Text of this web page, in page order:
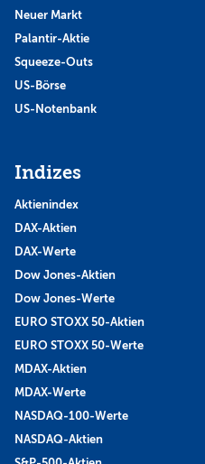
Neuer Markt
Palantir-Aktie
Squeeze-Outs
US-Börse
US-Notenbank
Indizes
Aktienindex
DAX-Aktien
DAX-Werte
Dow Jones-Aktien
Dow Jones-Werte
EURO STOXX 50-Aktien
EURO STOXX 50-Werte
MDAX-Aktien
MDAX-Werte
NASDAQ-100-Werte
NASDAQ-Aktien